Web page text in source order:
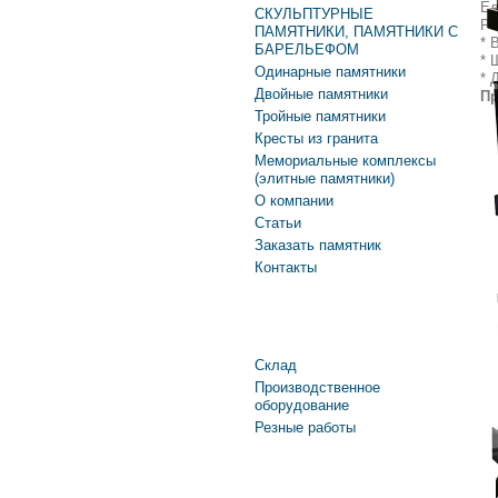
СКУЛЬПТУРНЫЕ
ПАМЯТНИКИ, ПАМЯТНИКИ С
БАРЕЛЬЕФОМ
Одинарные памятники
Двойные памятники
Тройные памятники
Кресты из гранита
Мемориальные комплексы
(элитные памятники)
О компании
Статьи
Заказать памятник
Контакты
Склад
Производственное
оборудование
Резные работы
*
*
*